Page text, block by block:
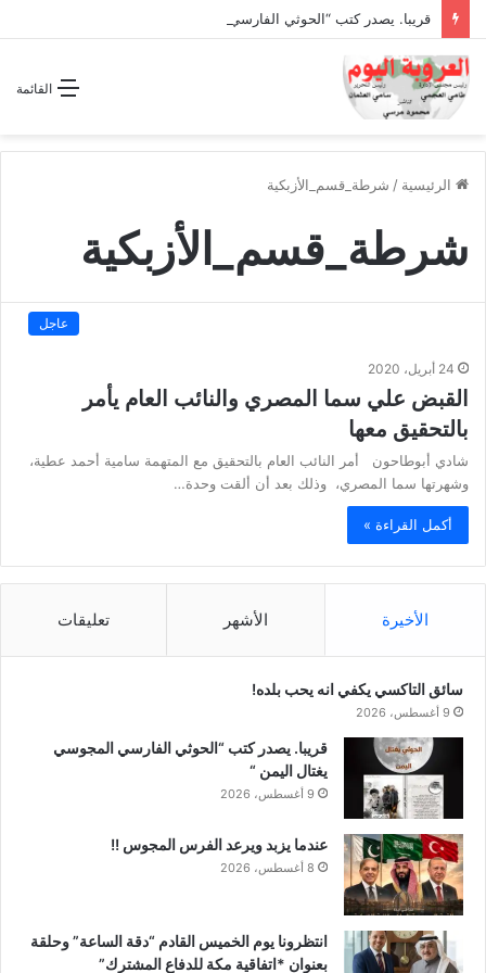
قريبا. يصدر كتب “الحوثي الفارسي المجوسي يغتال اليمن “
القائمة
الرئيسية / شرطة_قسم_الأزبكية
شرطة_قسم_الأزبكية
عاجل
24 أبريل، 2020
القبض علي سما المصري والنائب العام يأمر
بالتحقيق معها
شادي أبوطاحون أمر النائب العام بالتحقيق مع المتهمة سامية أحمد عطية،
وشهرتها سما المصري، وذلك بعد أن ألقت وحدة…
أكمل القراءة »
الأخيرة الأشهر تعليقات
سائق التاكسي يكفي انه يحب بلده!
9 أغسطس، 2026
قريبا. يصدر كتب “الحوثي الفارسي المجوسي
يغتال اليمن “
9 أغسطس، 2026
عندما يزبد ويرعد الفرس المجوس !!
8 أغسطس، 2026
انتظرونا يوم الخميس القادم “دقة الساعة” وحلقة
بعنوان *اتفاقية مكة للدفاع المشترك”